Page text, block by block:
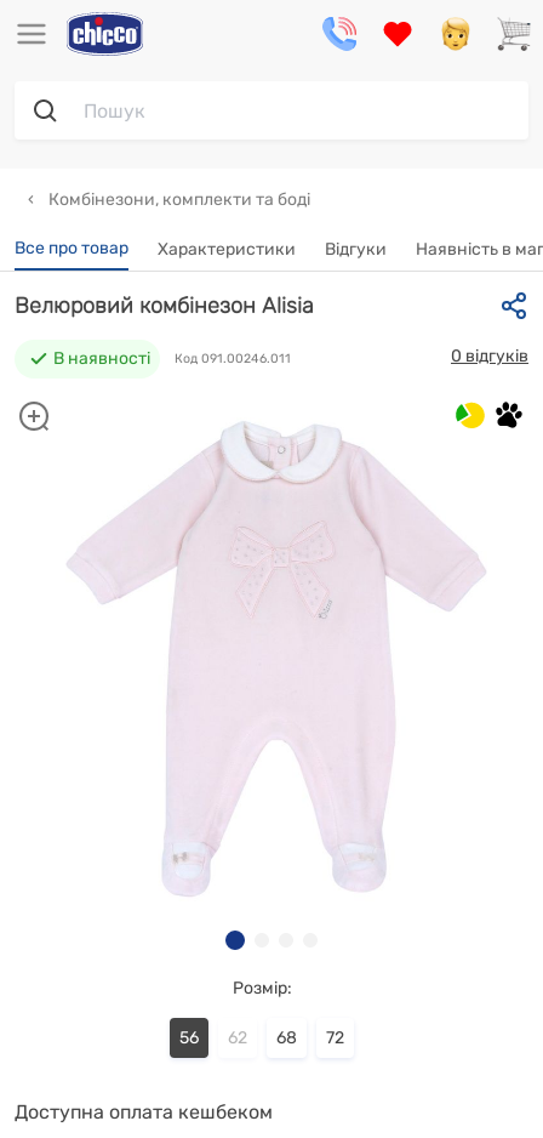
Комбінезони, комплекти та боді
Все про товар Характеристики Відгуки Наявність в
Велюровий комбінезон Alisia
В наявності Код 091.00246.011 0 відгуків
Розмір:
56 62 68 72
Доступна оплата кешбеком